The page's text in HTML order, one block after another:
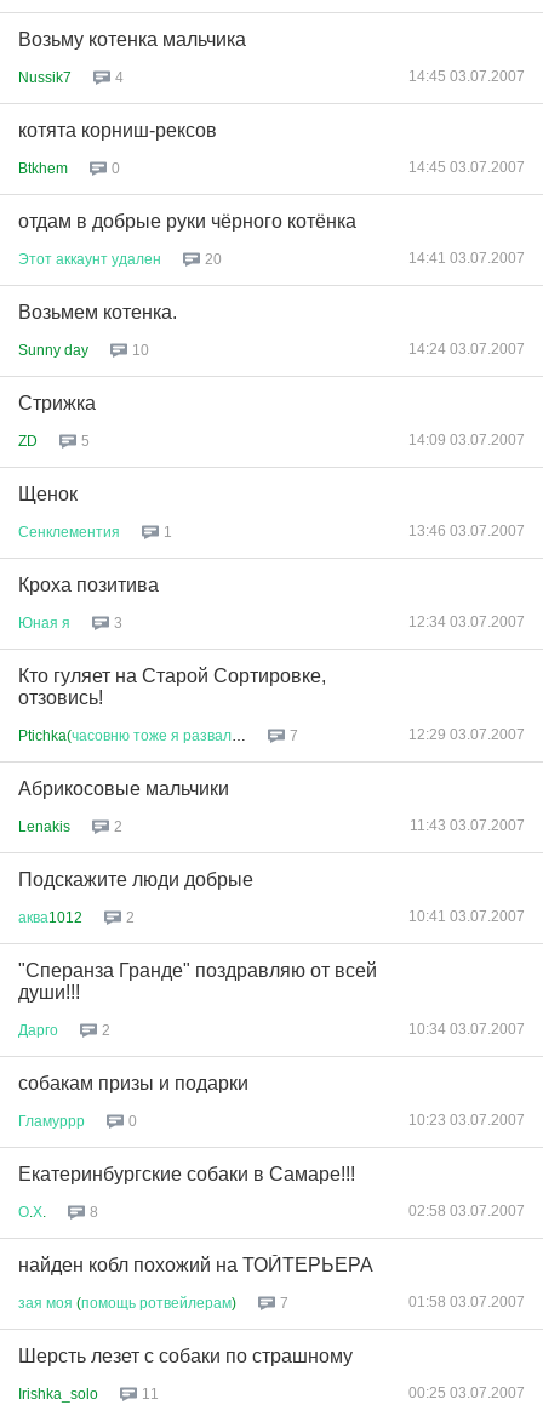
Возьму котенка мальчика
Nussik7 4 14:45 03.07.2007
котята корниш-рексов
Btkhem 0 14:45 03.07.2007
отдам в добрые руки чёрного котёнка
Этот аккаунт удален 20 14:41 03.07.2007
Возьмем котенка.
Sunny day 10 14:24 03.07.2007
Стрижка
ZD 5 14:09 03.07.2007
Щенок
Сенклементия 1 13:46 03.07.2007
Кроха позитива
Юная я 3 12:34 03.07.2007
Кто гуляет на Старой Сортировке,
отзовись!
Ptichka(часовню тоже я развали 7 12:29 03.07.2007
Абрикосовые мальчики
Lenakis 2 11:43 03.07.2007
Подскажите люди добрые
аква1012 2 10:41 03.07.2007
"Сперанза Гранде" поздравляю от всей
души!!!
Дарго 2 10:34 03.07.2007
собакам призы и подарки
Гламуррр 0 10:23 03.07.2007
Екатеринбургские собаки в Самаре!!!
О Х 8 02:58 03.07.2007
найден кобл похожий на ТОЙТЕРЬЕРА
зая моя (помощь ротвейлерам) 7 01:58 03.07.2007
Шерсть лезет с собаки по страшному
Irishka_solo 11 00:25 03.07.2007